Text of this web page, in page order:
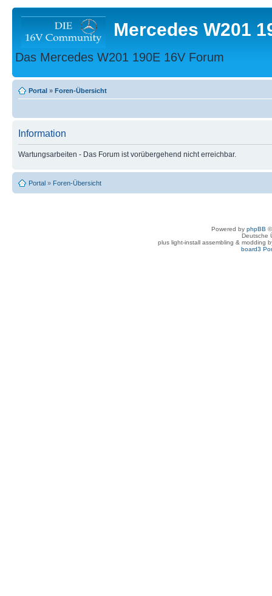
Mercedes W201
Das Mercedes W201 190E 16V Forum
Portal » Foren-Übersicht
Information
Wartungsarbeiten - Das Forum ist vorübergehend nicht erreichbar.
Portal » Foren-Übersicht
Powered by phpBB
Deutsche
plus light-install assembling & modding
board3